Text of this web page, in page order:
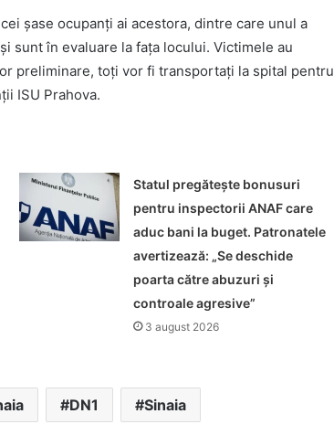
șase ocupanți ai acestora, dintre care unul a
sunt în evaluare la fața locului. Victimele au
preliminare, toți vor fi transportați la spital pentru
ISU Prahova.
Statul pregătește bonusuri
pentru inspectorii ANAF care
aduc bani la buget. Patronatele
avertizează: „Se deschide
poarta către abuzuri și
controale agresive”
3 august 2026
DN1 Sinaia